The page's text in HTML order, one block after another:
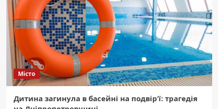
Місто
Дитина загинула в басейні на подвір’ї: трагедія